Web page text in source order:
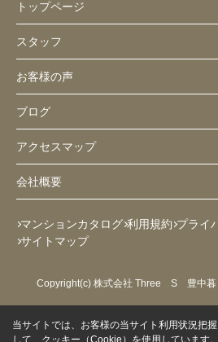
トップページ
スタッフ
お客様の声
ブログ
アクセスマップ
会社概要
マンションカタログ 利用規約 プライ
サイトマップ
Copyright(c) 株式会社 Three S 豊中暮
当サイトでは、お客様の当サイト利用状況把
して、クッキー（Cookie）を使用しています。